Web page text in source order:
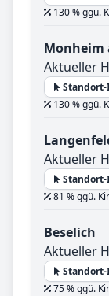
130 % ggü.
Monheim
Aktueller
130 % ggü.
Aktueller
81 % ggü.
Beselich
Aktueller
75 % ggü.